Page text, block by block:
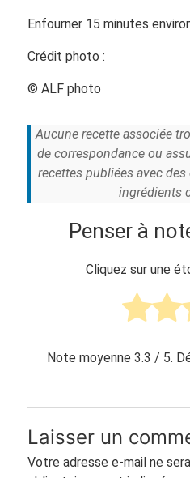
Enfourner 15 minutes
Crédit photo :
© ALF photo
Aucune recette associée
de correspondance ou
recettes publiées avec
ingrédients
Penser à
Cliquez sur une
Note moyenne3.3 / 5.
Laisser un
Votre adresse e-mail ne